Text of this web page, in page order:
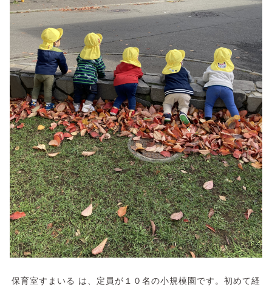
保育室すまいる は、定員が１０名の小規模園です。初めて経